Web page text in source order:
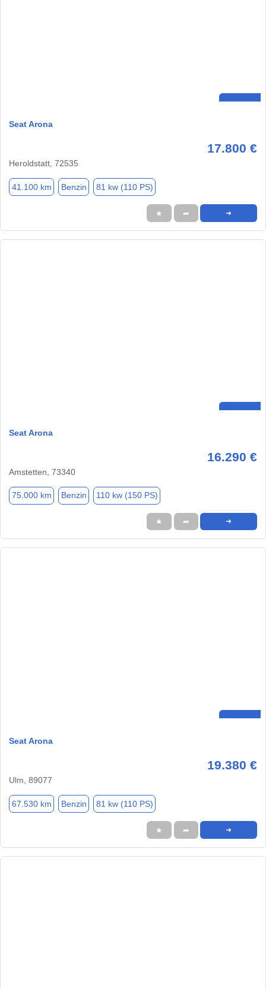
Seat Arona
17.800 €
Heroldstatt, 72535
41.100 km Benzin 81 kw (110 PS)
★ ➦ ➜
Seat Arona
16.290 €
Amstetten, 73340
75.000 km Benzin 110 kw (150 PS)
★ ➦ ➜
Seat Arona
19.380 €
Ulm, 89077
67.530 km Benzin 81 kw (110 PS)
★ ➦ ➜